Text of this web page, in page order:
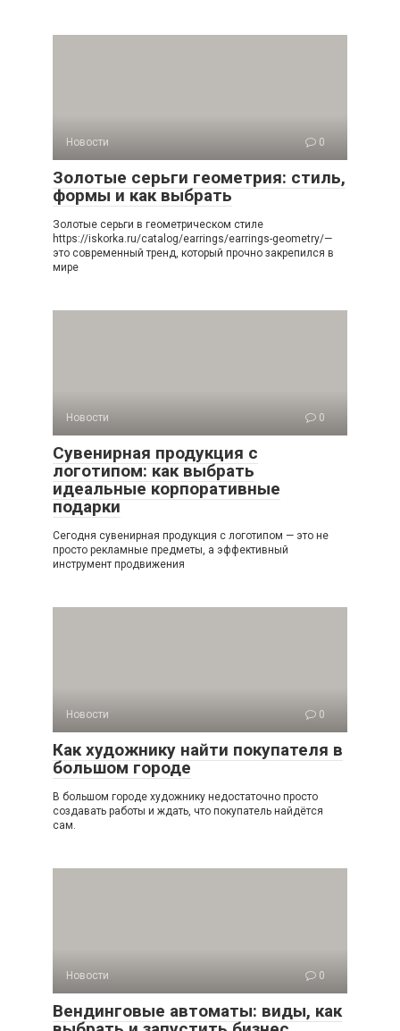
Новости 0
Золотые серьги геометрия: стиль,
формы и как выбрать
Золотые серьги в геометрическом стиле
https://iskorka.ru/catalog/earrings/earrings-geometry/—
это современный тренд, который прочно закрепился в
мире
Новости 0
Сувенирная продукция с
логотипом: как выбрать
идеальные корпоративные
подарки
Сегодня сувенирная продукция с логотипом — это не
просто рекламные предметы, а эффективный
инструмент продвижения
Новости 0
Как художнику найти покупателя в
большом городе
В большом городе художнику недостаточно просто
создавать работы и ждать, что покупатель найдётся
сам.
Новости 0
Вендинговые автоматы: виды, как